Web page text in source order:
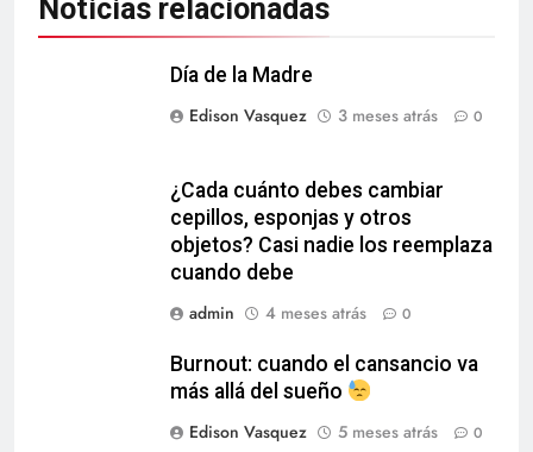
Noticias relacionadas
Día de la Madre
Edison Vasquez
3 meses atrás 0
¿Cada cuánto debes cambiar
cepillos, esponjas y otros
objetos? Casi nadie los reemplaza
cuando debe
admin
4 meses atrás 0
Burnout: cuando el cansancio va
más allá del sueño
Edison Vasquez
5 meses atrás 0